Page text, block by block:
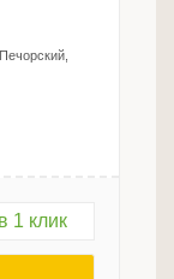
1 клик